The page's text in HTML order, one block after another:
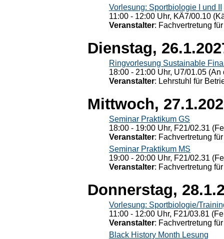
Vorlesung: Sportbiologie I und II
11:00 - 12:00 Uhr, KÄ7/00.10
Veranstalter: Fachvertretung
Dienstag,
Ringvorlesung Sustainable
18:00 - 21:00 Uhr, U7/01.05
Veranstalter: Lehrstuhl für
Mittwoch,
Seminar Praktikum GS
18:00 - 19:00 Uhr, F21/02.31
Veranstalter: Fachvertretung
Seminar Praktikum MS
19:00 - 20:00 Uhr, F21/02.31
Veranstalter: Fachvertretung
Donnerstag,
Vorlesung: Sportbiologie/
11:00 - 12:00 Uhr, F21/03.81
Veranstalter: Fachvertretung
Black History Month Lesung